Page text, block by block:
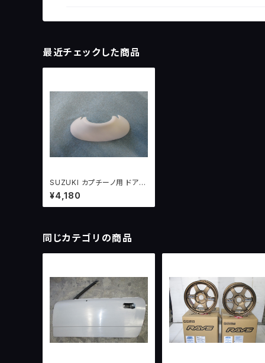
最近チェックした商品
SUZUKI カプチーノ用 ドアミ
ラーカバー
¥4,180
同じカテゴリの商品